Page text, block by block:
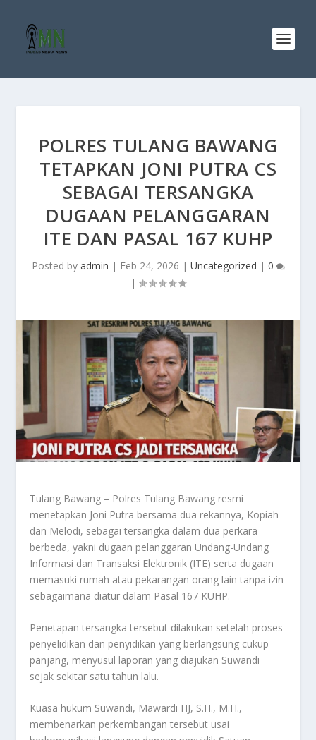
POLRES TULANG BAWANG
TETAPKAN JONI PUTRA CS
SEBAGAI TERSANGKA
DUGAAN PELANGGARAN
ITE DAN PASAL 167 KUHP
Posted by admin | Feb 24, 2026 | Uncategorized | 0
|
Tulang Bawang – Polres Tulang Bawang resmi
menetapkan Joni Putra bersama dua rekannya, Kopiah
dan Melodi, sebagai tersangka dalam dua perkara
berbeda, yakni dugaan pelanggaran Undang-Undang
Informasi dan Transaksi Elektronik (ITE) serta dugaan
memasuki rumah atau pekarangan orang lain tanpa izin
sebagaimana diatur dalam Pasal 167 KUHP.
Penetapan tersangka tersebut dilakukan setelah proses
penyelidikan dan penyidikan yang berlangsung cukup
panjang, menyusul laporan yang diajukan Suwandi
sejak sekitar satu tahun lalu.
Kuasa hukum Suwandi, Mawardi HJ, S.H., M.H.,
membenarkan perkembangan tersebut usai